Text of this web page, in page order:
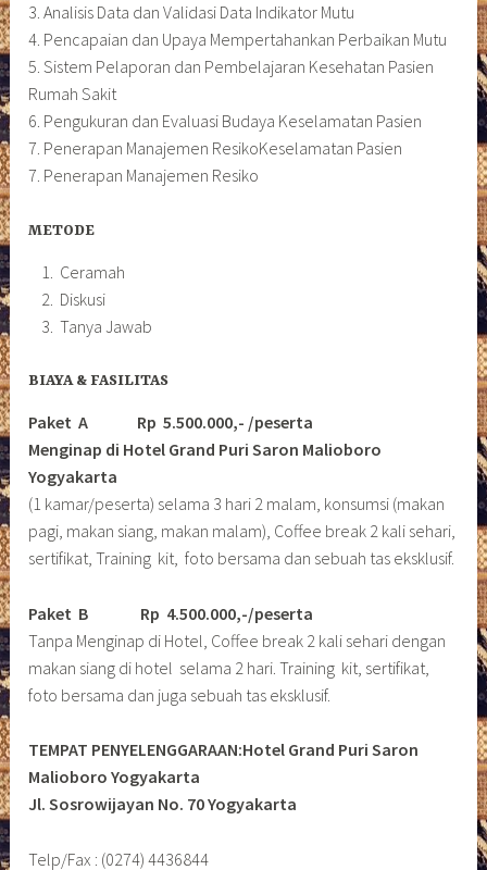
3. Analisis Data dan Validasi Data Indikator Mutu
4. Pencapaian dan Upaya Mempertahankan Perbaikan Mutu
5. Sistem Pelaporan dan Pembelajaran Kesehatan Pasien
Rumah Sakit
6. Pengukuran dan Evaluasi Budaya Keselamatan Pasien
7. Penerapan Manajemen ResikoKeselamatan Pasien
7. Penerapan Manajemen Resiko
METODE
Ceramah
Diskusi
Tanya Jawab
BIAYA & FASILITAS
Paket A Rp 5.500.000,- /peserta
Menginap di Hotel Grand Puri Saron Malioboro
Yogyakarta
(1 kamar/peserta) selama 3 hari 2 malam, konsumsi (makan
pagi, makan siang, makan malam), Coffee break 2 kali sehari,
sertifikat, Training kit, foto bersama dan sebuah tas eksklusif.
Paket B
Rp 4.500.000,-/peserta
Tanpa Menginap di Hotel, Coffee break 2 kali sehari dengan
makan siang di hotel selama 2 hari. Training kit, sertifikat,
foto bersama dan juga sebuah tas eksklusif.
TEMPAT PENYELENGGARAAN:Hotel Grand Puri Saron
Malioboro Yogyakarta
Jl. Sosrowijayan No. 70 Yogyakarta
Telp/Fax : (0274) 4436844